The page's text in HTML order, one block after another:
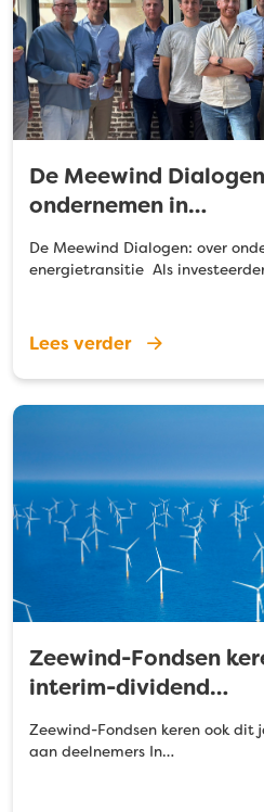
De Meewind
ondernemen in…
De Meewind Dialogen: over
energietransitie Als
Lees verder
Zeewind-Fondsen
interim-dividend…
Zeewind-Fondsen keren ook
aan deelnemers In…